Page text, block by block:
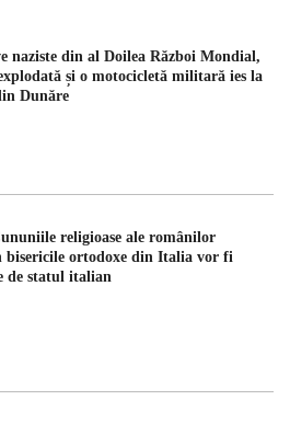
naziste din al Doilea Război Mondial,
și o motocicletă militară ies la
Dunăre
religioase ale românilor
bisericile ortodoxe din Italia vor fi
de statul italian